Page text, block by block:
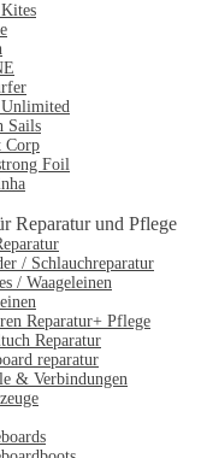
Sails
Corp
Foil
Reparatur und Pflege
/ Schlauchreparatur
/ Waageleinen
Reparatur+ Pflege
Reparatur
reparatur
& Verbindungen